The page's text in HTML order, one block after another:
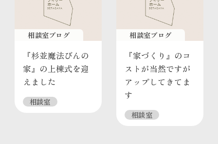
相談室ブログ
『杉並魔法びんの
家』の上棟式を迎
えました
相談室
相談室ブログ
『家づくり』のコ
ストが当然ですが
アップしてきてま
す
相談室